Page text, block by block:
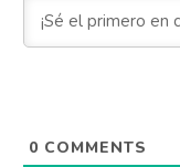
0 COMMENTS